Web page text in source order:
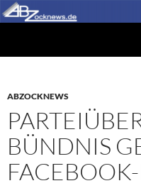
Zum
Inhalt
ABZOCKNEWS
BÜNDNIS